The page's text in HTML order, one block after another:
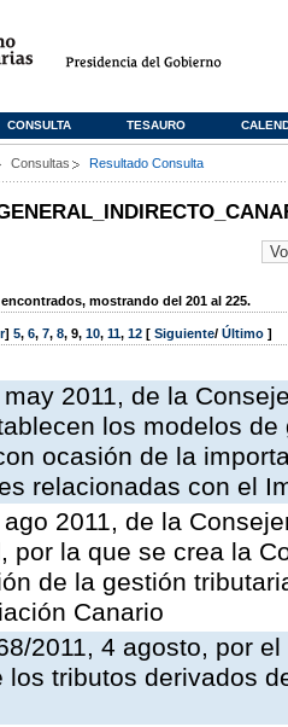
CONSULTA TESAURO
Consultas Resultado Consulta
mostrando del 201 al 225.
] 5, 6, 7, 8, 9, 10, 11, 12 [ Siguiente/ Último ]
2011, de la
los modelos
ocasión de la
relacionadas con el
2011, de la
por la que se crea la
de la gestión
Canario
2011, 4 agosto, por
los tributos derivados